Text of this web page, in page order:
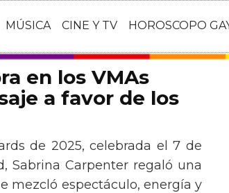
MÚSICA CINE Y TV HOROSCOPO
en los VMAs
a favor de los
de 2025, celebrada el 7 de
Sabrina Carpenter regaló una
mezcló espectáculo, energía y